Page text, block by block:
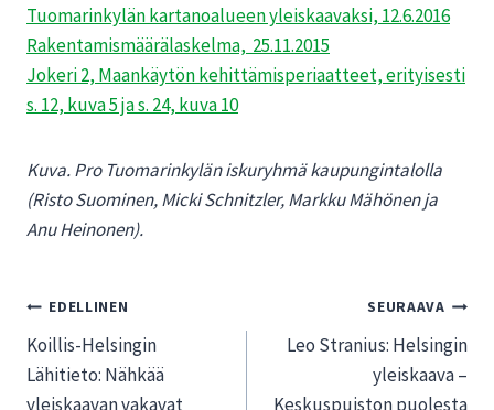
Tuomarinkylän kartanoalueen yleiskaavaksi, 12.6.2016
Rakentamismäärälaskelma, 25.11.2015
Jokeri 2, Maankäytön kehittämisperiaatteet, erityisesti
s. 12, kuva 5 ja s. 24, kuva 10
Kuva. Pro Tuomarinkylän iskuryhmä kaupungintalolla
(Risto Suominen, Micki Schnitzler, Markku Mähönen ja
Anu Heinonen).
Artikkelien
selaus
EDELLINEN
Koillis-Helsingin
Lähitieto: Nähkää
yleiskaavan vakavat
SEURAAVA
Leo Stranius: Helsingin
yleiskaava –
Keskuspuiston puolesta